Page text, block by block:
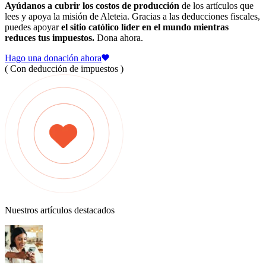
Ayúdanos a cubrir los costos de producción de los artículos que
lees y apoya la misión de Aleteia. Gracias a las deducciones fiscales,
puedes apoyarel sitio católico líder en el mundo mientras
reduces tus impuestos. Dona ahora.
Hago una donación ahora
( Con deducción de impuestos )
Nuestros artículos destacados